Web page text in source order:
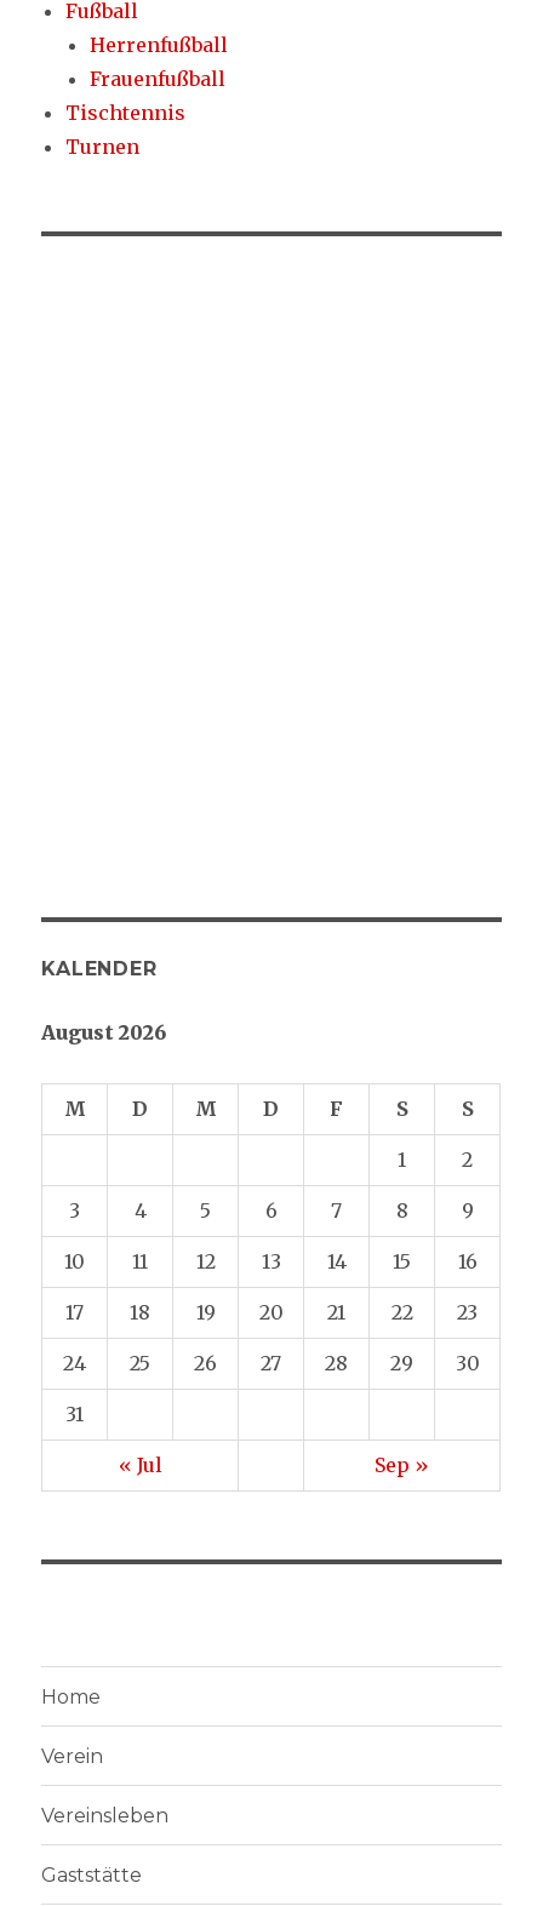
Fußball
Herrenfußball
Frauenfußball
Tischtennis
Turnen
KALENDER
August 2026
M D M D F S S
1 2
3 4 5 6 7 8 9
10 11 12 13 14 15 16
17 18 19 20 21 22 23
24 25 26 27 28 29 30
31
« Jul Sep »
Home
Verein
Vereinsleben
Gaststätte